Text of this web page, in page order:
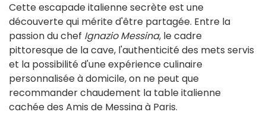
Cette escapade italienne secrète est une
découverte qui mérite d'être partagée. Entre la
passion du chef Ignazio Messina, le cadre
pittoresque de la cave, l'authenticité des mets servis
et la possibilité d'une expérience culinaire
personnalisée à domicile, on ne peut que
recommander chaudement la table italienne
cachée des Amis de Messina à Paris.